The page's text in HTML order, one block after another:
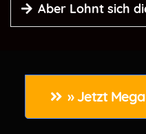
Dir ein Super Affiliate,
Affiliate werden kannst...
Aber Lohnt sich
✅ Mit diesen Chat
» Jetzt